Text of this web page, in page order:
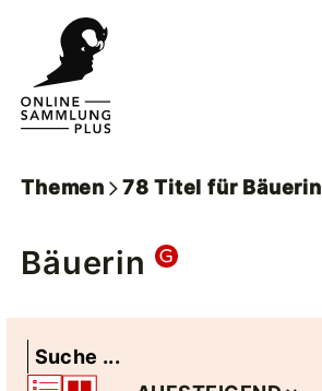
Themen 78 Titel für Bäuerin
Bäuerin